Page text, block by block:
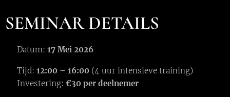
SEMINAR DETAILS
🗓 Datum: 17 Mei 2026
⏱️ Tijd: 12:00 – 16:00 (4 uur intensieve training)
💰 Investering: €30 per deelnemer